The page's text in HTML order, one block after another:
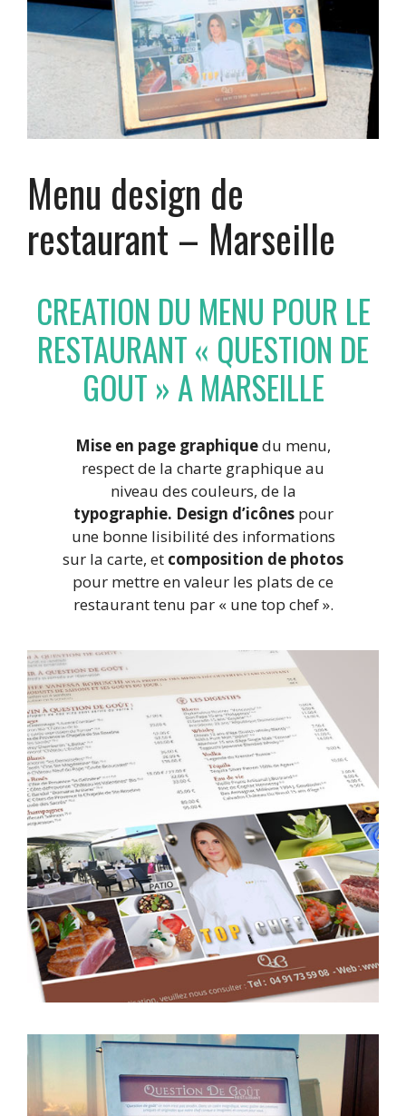
Menu design de
restaurant – Marseille
CREATION DU MENU POUR LE
RESTAURANT « QUESTION DE
GOUT » A MARSEILLE
Mise en page graphiquedu menu,
respect de la charte graphique au
niveau des couleurs, de la
typographie. Design d’icônes pour
une bonne lisibilité des informations
sur la carte, et composition de photos
pour mettre en valeur les plats de ce
restaurant tenu par « une top chef ».